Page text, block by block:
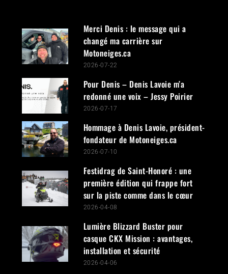
Merci Denis : le message qui a
changé ma carrière sur
Motoneiges.ca
2026-07-22
Pour Denis – Denis Lavoie m’a
redonné une voix – Jessy Poirier
2026-07-17
Hommage à Denis Lavoie, président-
fondateur de Motoneiges.ca
2026-07-10
Festidrag de Saint-Honoré : une
première édition qui frappe fort
sur la piste comme dans le cœur
2026-04-08
Lumière Blizzard Buster pour
casque CKX Mission : avantages,
installation et sécurité
2026-04-06